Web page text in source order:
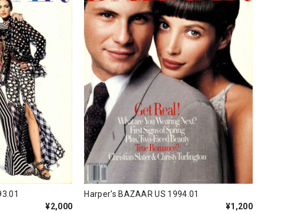
¥2,000
Harper's BAZAAR US 1994.01
¥1,200